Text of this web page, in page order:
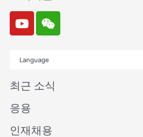
Y
o
u
e
W
e
i
n
Language
최근 소식
응용
인재채용